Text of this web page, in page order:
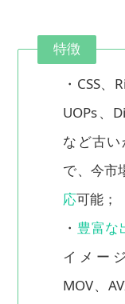
特徴
・CSS、
UOPs、
など古い
で、今市
応可能；
・ 豊富な
イメー
MOV、